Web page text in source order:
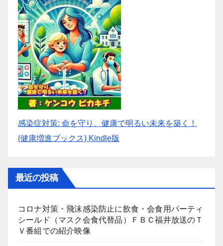
感染症対策: 命を守り、健康で明るい未来を築く！
(健康増進ブックス) Kindle版
最近の投稿
コロナ対策・飛沫感染防止に飲食・会食用パーティ
シールド（マスク会食代替品）ＦＢＣ福井放送のＴ
Ｖ番組での紹介映像